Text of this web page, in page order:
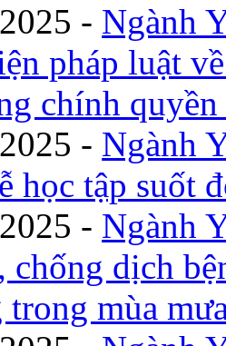
- Ngành
pháp luật
chính
- Ngành
học tập suốt
- Ngành
chống dịch
mùa